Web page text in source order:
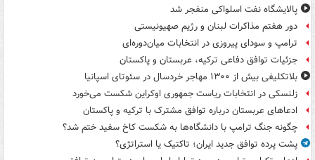
پالایشگاه نفت اسلواکی منفجر شد
دور هفتم مذاکرات لبنان و رژیم صهیونیستی
ترامپ و سودای پیروزی در انتخابات میان‌دوره‌ای
جزئیات توافق دفاعی ترکیه، عربستان و پاکستان
بلاتکلیفی بیش از ۱۳۰۰ مهاجر خردسال در سئوتای اسپانیا
زلنسکی در انتخابات ریاست جمهوری اوکراین شکست می‌خورد
ادعاهای عربستان درباره توافق مشترک با ترکیه و پاکستان
چگونه جنگ ترامپ با دانشگاه‌ها به شکست کاخ سفید ختم شد؟
پشت پرده توافق جدید ایران؛ تاکتیک یا استراتژی؟